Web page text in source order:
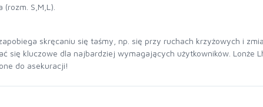
S,M,L).
skręcaniu się taśmy, np. się przy ruchach krzyżowych i
się kluczowe dla najbardziej wymagających użytkowników. Lonże
do asekuracji!